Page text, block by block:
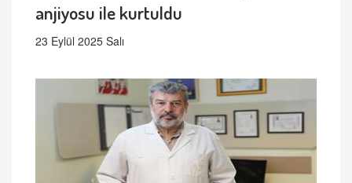
anjiyosu ile kurtuldu
23 Eylül 2025 Salı